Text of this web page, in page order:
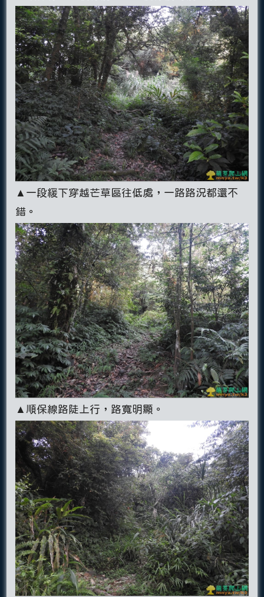
▲一段緩下穿越芒草區往低處，一路路況都還不
錯。
▲順保線路陡上行，路寬明顯。